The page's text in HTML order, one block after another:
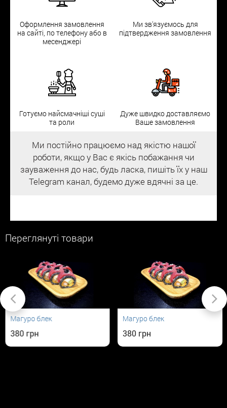
Оформлення замовлення
на сайті, по телефону або в
месенджері
Ми зв'язуємось для
підтвердження замовлення
Готуємо найсмачніші суші
та роли
Дуже швидко доставляємо
Ваше замовлення
Ми постійно працюємо над якістю нашої
роботи, якщо у Вас є якісь побажання чи
зауваження до нас, будь ласка, пишіть їх у наш
Telegram канал, будемо дуже вдячні за це.
Переглянуті товари
Магуро блек
380
Магуро блек
380